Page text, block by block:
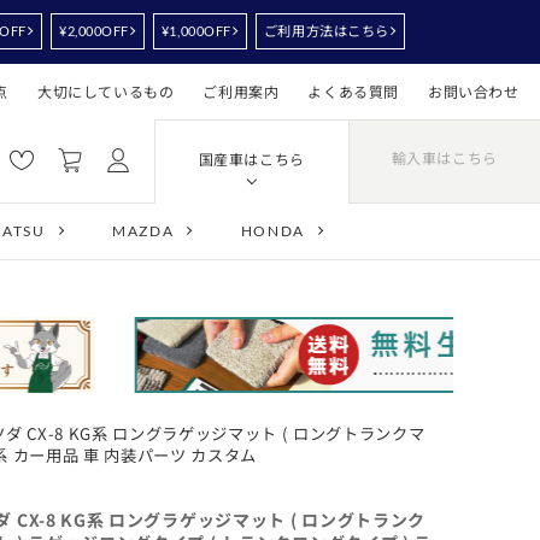
¥2,000OFF ¥1,000OFF ご利用方法はこちら
大切にしているもの ご利用案内 よくある質問 お問い合わせ
国産車はこちら 輸入車はこちら
MAZDA HONDA
CX-8 KG系 ロングラゲッジマット ( ロングトランクマ
カー用品 車 内装パーツ カスタム
CX-8 KG系 ロングラゲッジマット ( ロングトランク